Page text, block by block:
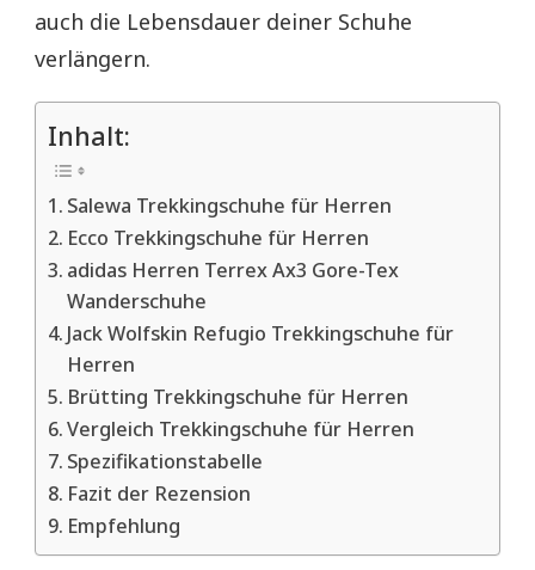
auch die Lebensdauer deiner Schuhe
verlängern.
Inhalt:
Salewa Trekkingschuhe für Herren
Ecco Trekkingschuhe für Herren
adidas Herren Terrex Ax3 Gore-Tex
Wanderschuhe
Jack Wolfskin Refugio Trekkingschuhe für
Herren
Brütting Trekkingschuhe für Herren
Vergleich Trekkingschuhe für Herren
Spezifikationstabelle
Fazit der Rezension
Empfehlung